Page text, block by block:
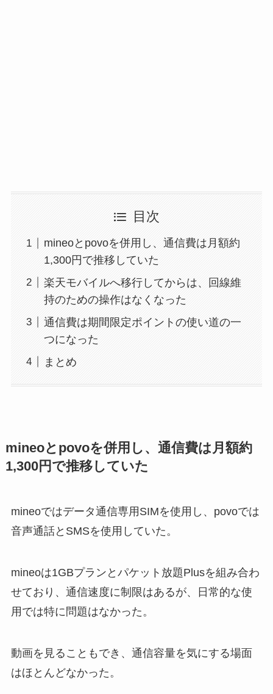
目次
mineoとpovoを併用し、通信費は月額約
1,300円で推移していた
楽天モバイルへ移行してからは、回線維
持のための操作はなくなった
通信費は期間限定ポイントの使い道の一
つになった
まとめ
mineoとpovoを併用し、通信費は月額約
1,300円で推移していた
mineoではデータ通信専用SIMを使用し、povoでは
音声通話とSMSを使用していた。
mineoは1GBプランとパケット放題Plusを組み合わ
せており、通信速度に制限はあるが、日常的な使
用では特に問題はなかった。
動画を見ることもでき、通信容量を気にする場面
はほとんどなかった。